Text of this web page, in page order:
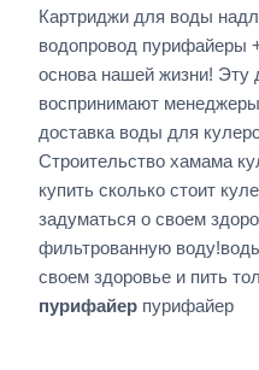
Картриджи для воды
водопровод пурифайеры
основа нашей жизни! Эту
воспринимают
доставка воды для
Строительство хамама
купить сколько стоит
задуматься о своем
фильтрованную
своем здоровье и пить
пурифайер пурифайер